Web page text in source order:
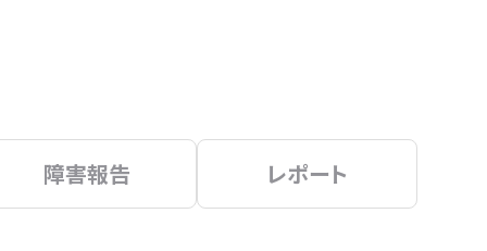
障害報告 レポート